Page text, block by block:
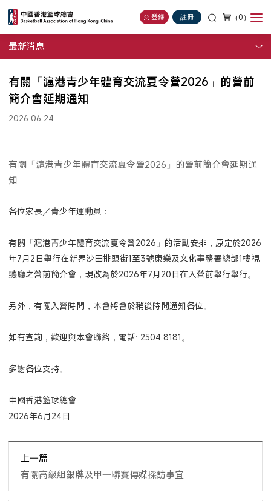
登錄 註冊 （0）
最新消息
有關「滬港青少年體育交流夏令營2026」的營前
簡介會延期通知
2026-06-24
有關「滬港青少年體育交流夏令營2026」的營前簡介會延期通
知
各位家長／青少年運動員：
有關「滬港青少年體育交流夏令營2026」的活動安排，原定於2026
年7月2日舉行在新界沙田排頭街1至3號康樂及文化事務署總部1樓視
聽廳之營前簡介會，現改為於2026年7月20日在入營前舉行舉行。
另外，有關入營時間，本會將會於稍後時間通知各位。
如有查詢，歡迎與本會聯絡，電話: 2504 8181。
多謝各位支持。
中國香港籃球總會
2026年6月24日
上一篇
有關高級組銀牌及甲一聯賽傳媒採訪事宜